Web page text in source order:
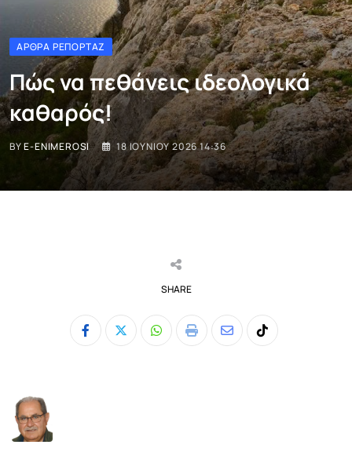
ΆΡΘΡΑ ΡΕΠΟΡΤΆΖ
Πώς να πεθάνεις ιδεολογικά
καθαρός!
BYE-ENIMEROSI 18 ΙΟΥΝΊΟΥ 2026 14:36
SHARE
Whatsapp
Print
ShareTiktok